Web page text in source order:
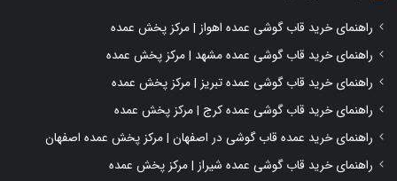
راهنمای خرید قاب گوشی عمده اهواز | مرکز پخش عمده
راهنمای خرید قاب گوشی عمده مشهد | مرکز پخش عمده
راهنمای خرید قاب گوشی عمده تبریز | مرکز پخش عمده
راهنمای خرید قاب گوشی عمده کرج | مرکز پخش عمده
راهنمای خرید عمده قاب گوشی در اصفهان | مرکز پخش عمده اصفهان
راهنمای خرید قاب گوشی عمده شیراز | مرکز پخش عمده